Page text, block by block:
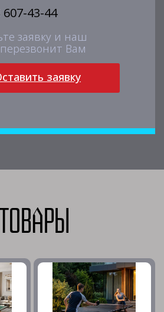
607-43-44
заявку и наш
Вам
заявку